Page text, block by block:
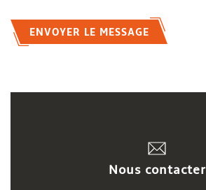
ENVOYER LE MESSAGE
Nous contacter